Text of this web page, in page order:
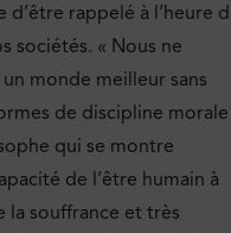
d’être rappelé à l’heure
sociétés. « Nous ne
monde meilleur sans
de discipline morale
qui se montre
de l’être humain à
la souffrance et très